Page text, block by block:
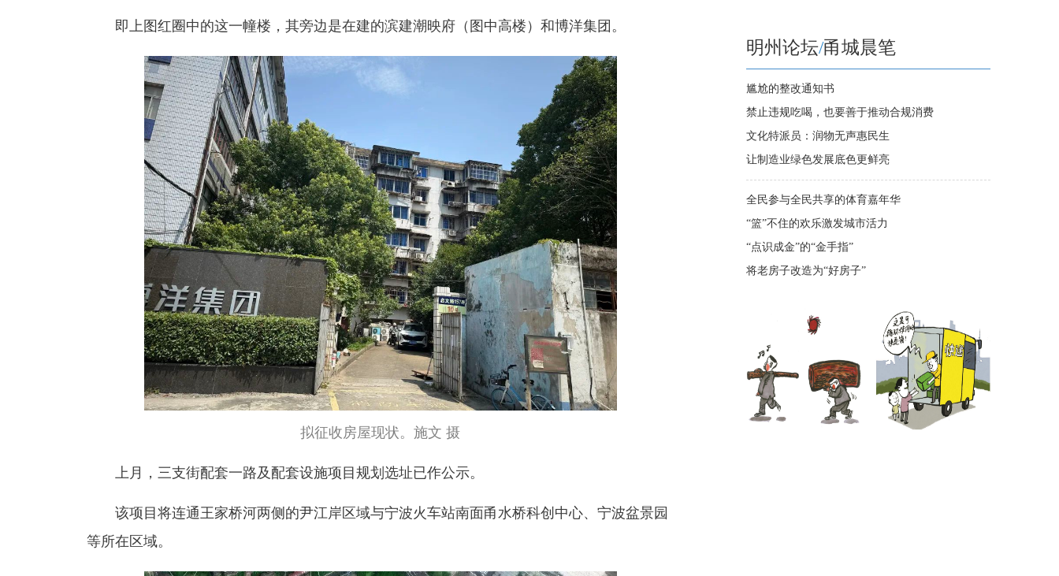
即上图红圈中的这一幢楼，其旁边是在建的滨建潮映府（图中高楼）和博洋集团。
拟征收房屋现状。施文 摄
上月，三支街配套一路及配套设施项目规划选址已作公示。
该项目将连通王家桥河两侧的尹江岸区域与宁波火车站南面甬水桥科创中心、宁波盆景园
等所在区域。
明州论坛/甬城晨笔
尴尬的整改通知书
禁止违规吃喝，也要善于推动合规消费
文化特派员：润物无声惠民生
让制造业绿色发展底色更鲜亮
全民参与全民共享的体育嘉年华
“篮”不住的欢乐激发城市活力
“点识成金”的“金手指”
将老房子改造为“好房子”